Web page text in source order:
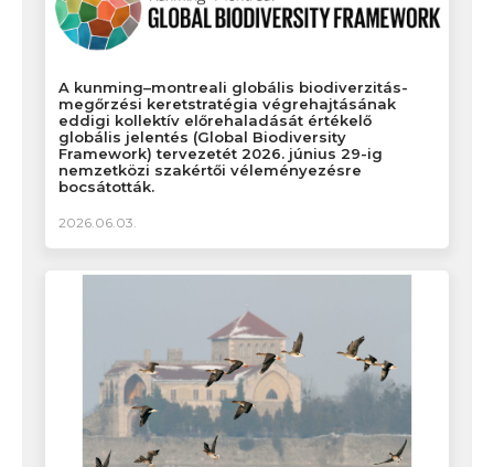
A kunming–montreali globális biodiverzitás-
megőrzési keretstratégia végrehajtásának
eddigi kollektív előrehaladását értékelő
globális jelentés (Global Biodiversity
Framework) tervezetét 2026. június 29-ig
nemzetközi szakértői véleményezésre
bocsátották.
2026.06.03.